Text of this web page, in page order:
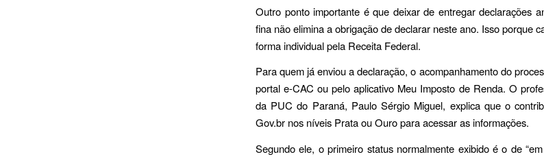
Outro ponto importante é que deixar de entregar declarações
fina não elimina a obrigação de declarar neste ano. Isso porque
forma individual pela Receita Federal.
Para quem já enviou a declaração, o acompanhamento do
portal e-CAC ou pelo aplicativo Meu Imposto de Renda. O
da PUC do Paraná, Paulo Sérgio Miguel, explica que o
Gov.br nos níveis Prata ou Ouro para acessar as informações.
Segundo ele, o primeiro status normalmente exibido é o de